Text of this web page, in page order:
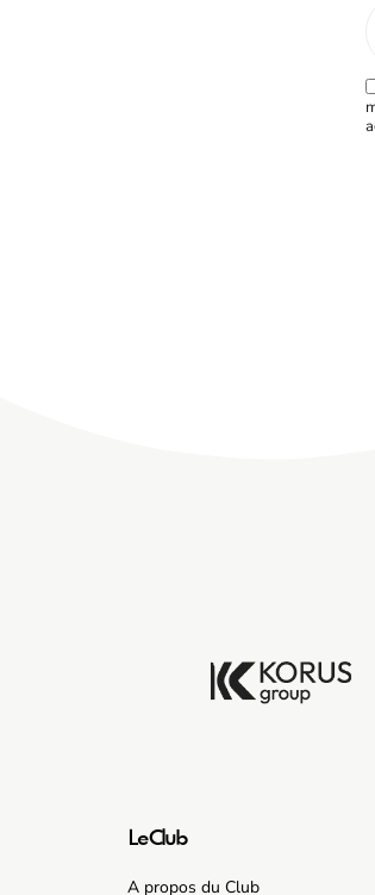
Le Club
A propos du Club